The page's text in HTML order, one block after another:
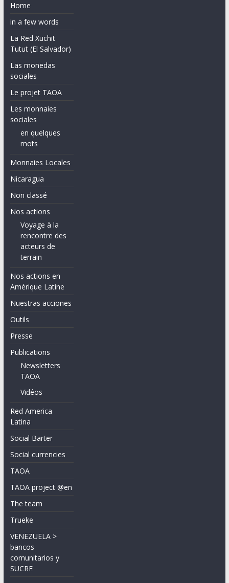
Home
in a few words
La Red Xuchit
Tutut (El Salvador)
Las monedas
sociales
Le projet TAOA
Les monnaies
sociales
en quelques
mots
Monnaies Locales
Nicaragua
Non classé
Nos actions
Voyage à la
rencontre des
acteurs de
terrain
Nos actions en
Amérique Latine
Nuestras acciones
Outils
Presse
Publications
Newsletters
TAOA
Vidéos
Red America
Latina
Social Barter
Social currencies
TAOA
TAOA project @en
The team
Trueke
VENEZUELA >
bancos
comunitarios y
SUCRE